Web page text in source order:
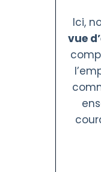
Ici,
vue